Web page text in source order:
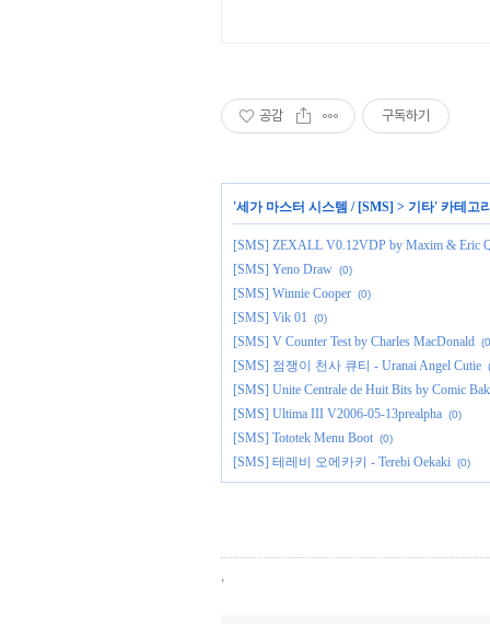
공감 구독하기
'세가 마스터 시스템 / [SMS] > 기타' 카테고
[SMS] ZEXALL V0.12VDP by Maxim & Eric
[SMS] Yeno Draw (0)
[SMS] Winnie Cooper (0)
[SMS] Vik 01 (0)
[SMS] V Counter Test by Charles MacDonald
[SMS] 점쟁이 천사 큐티 - Uranai Angel Cutie
[SMS] Unite Centrale de Huit Bits by Comic
[SMS] Ultima III V2006-05-13prealpha (0)
[SMS] Tototek Menu Boot (0)
[SMS] 테레비 오에카키 - Terebi Oekaki (0)
,